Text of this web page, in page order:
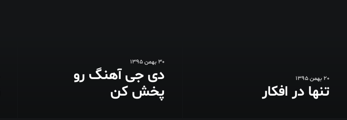
20 بهمن 1395
تنها در افکار
30 بهمن 1395
دی جی آهنگ رو
پخش کن